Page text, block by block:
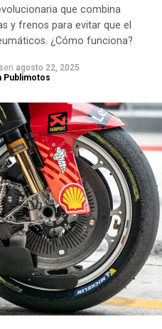
que combina
y frenos para evitar que el
¿Cómo funciona?
en agosto 22, 2025
Publimotos